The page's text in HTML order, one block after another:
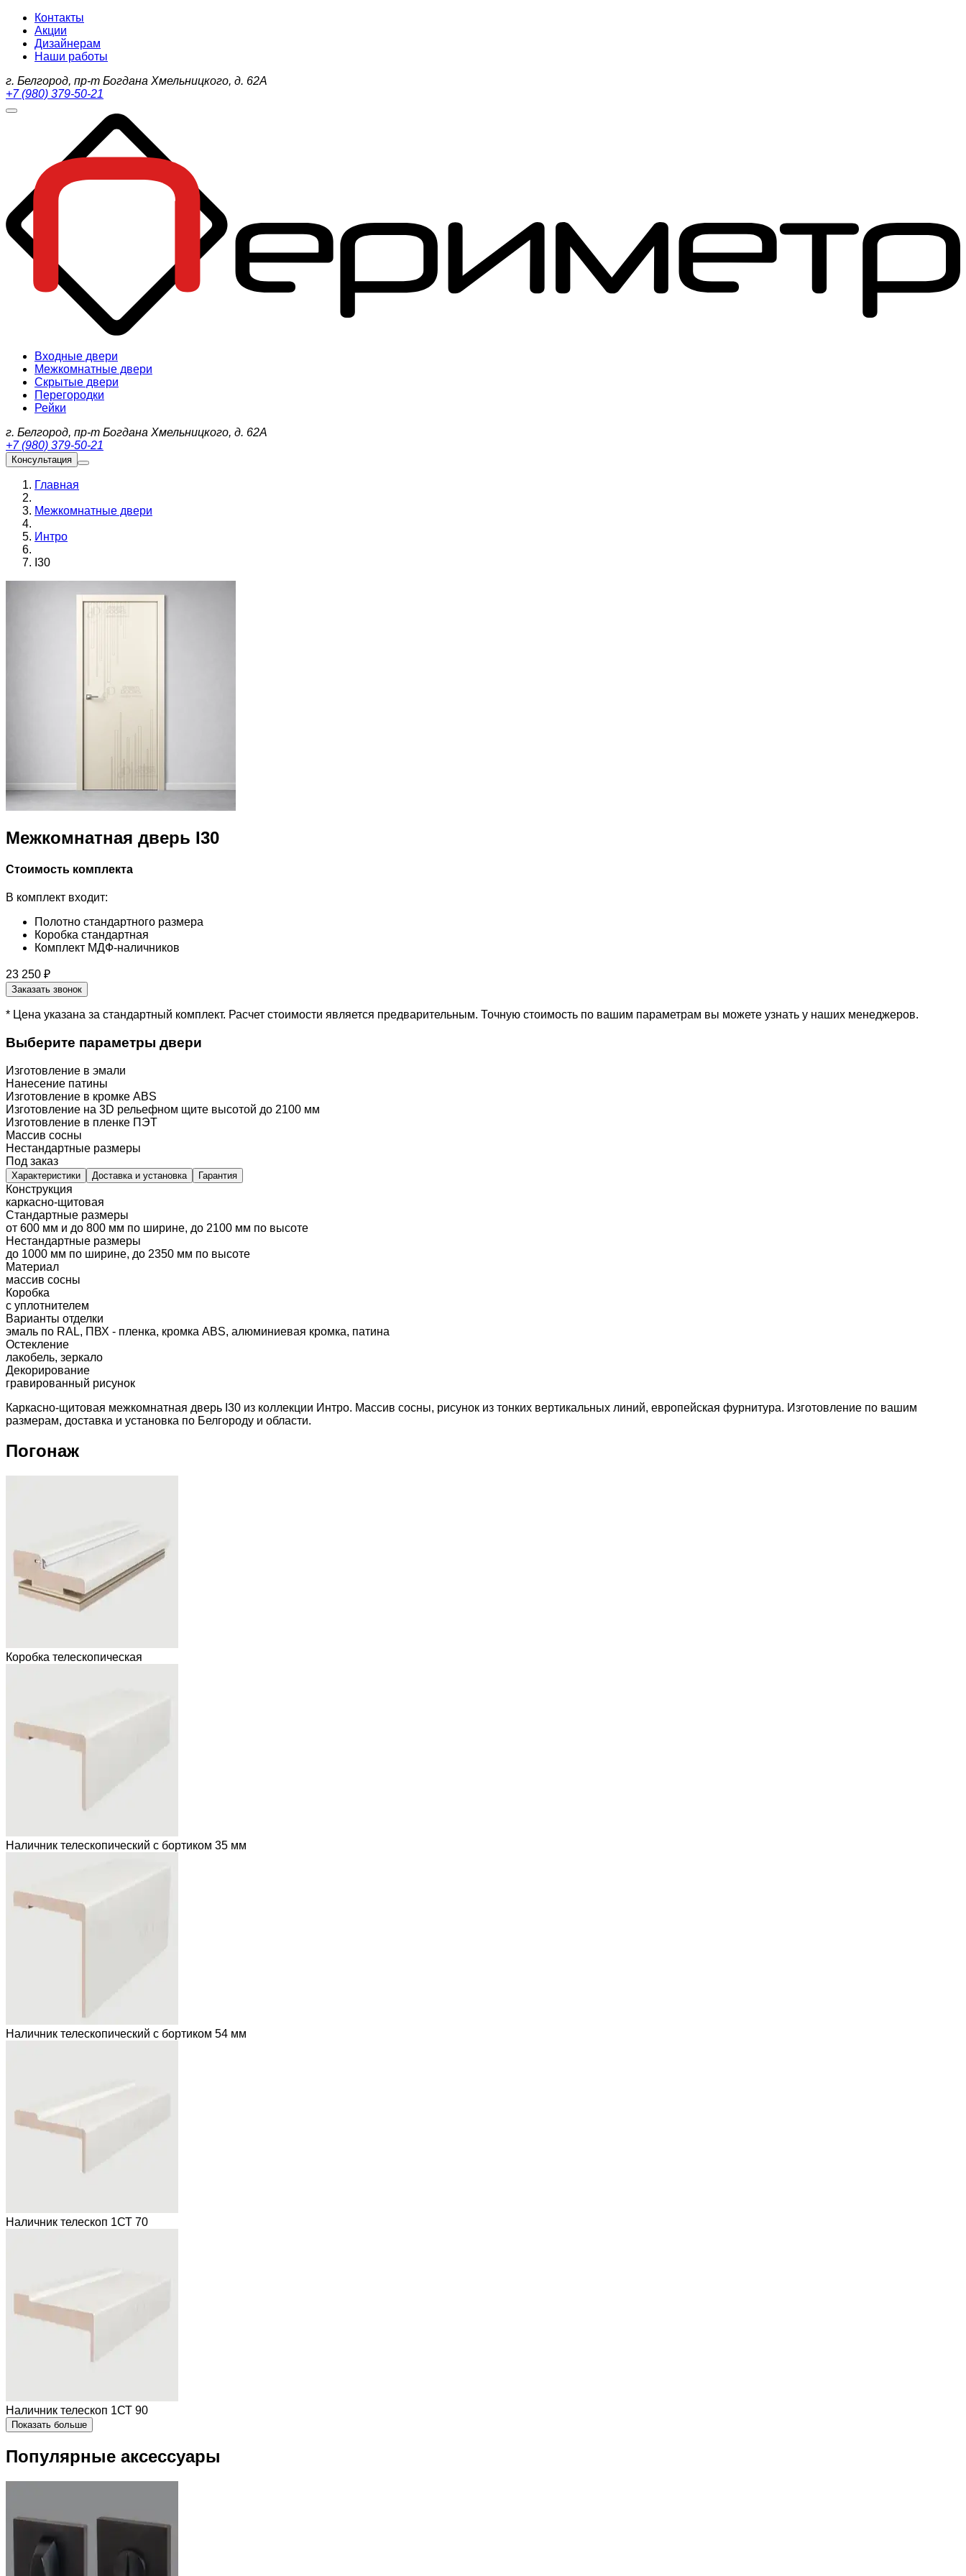
Контакты
Акции
Дизайнерам
Наши работы
г. Белгород, пр-т Богдана Хмельницкого, д. 62А
+7 (980) 379-50-21
Входные двери
Межкомнатные двери
Скрытые двери
Перегородки
Рейки
г. Белгород, пр-т Богдана Хмельницкого, д. 62А
+7 (980) 379-50-21
Консультация
Главная
Межкомнатные двери
Интро
I30
Межкомнатная дверь I30
Стоимость комплекта
В комплект входит:
Полотно стандартного размера
Коробка стандартная
Комплект МДФ-наличников
23 250 ₽
Заказать звонок
* Цена указана за стандартный комплект. Расчет стоимости является предварительным. Точную стоимость по вашим параметрам вы можете узнать у наших менеджеров.
Выберите параметры двери
Изготовление в эмали
Нанесение патины
Изготовление в кромке ABS
Изготовление на 3D рельефном щите высотой до 2100 мм
Изготовление в пленке ПЭТ
Массив сосны
Нестандартные размеры
Под заказ
Характеристики Доставка и установка Гарантия
Конструкция
каркасно-щитовая
Стандартные размеры
от 600 мм и до 800 мм по ширине, до 2100 мм по высоте
Нестандартные размеры
до 1000 мм по ширине, до 2350 мм по высоте
Материал
массив сосны
Коробка
с уплотнителем
Варианты отделки
эмаль по RAL, ПВХ - пленка, кромка ABS, алюминиевая кромка, патина
Остекление
лакобель, зеркало
Декорирование
гравированный рисунок
Каркасно-щитовая межкомнатная дверь I30 из коллекции Интро. Массив сосны, рисунок из тонких вертикальных линий, европейская фурнитура. Изготовление по вашим
размерам, доставка и установка по Белгороду и области.
Погонаж
Коробка телескопическая
Наличник телескопический с бортиком 35 мм
Наличник телескопический с бортиком 54 мм
Наличник телескоп 1СТ 70
Наличник телескоп 1СТ 90
Показать больше
Популярные аксессуары